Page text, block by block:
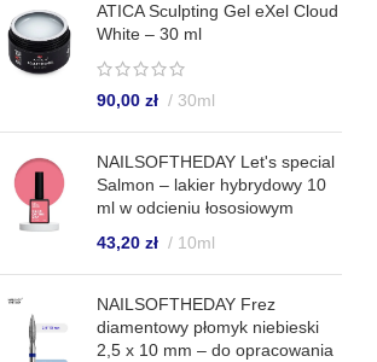
ATICA Sculpting Gel eXel Cloud
White – 30 ml
90,00 zł 30ml
NAILSOFTHEDAY Let's special
Salmon – lakier hybrydowy 10
ml w odcieniu łososiowym
43,20 zł 10ml
NAILSOFTHEDAY Frez
diamentowy płomyk niebieski
2,5 x 10 mm – do opracowania